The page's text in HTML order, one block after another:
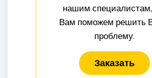
нашим
Вам поможем решить
проблему.
Заказать